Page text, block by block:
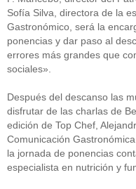
Sofía Silva, directora de la
Gastronómico, será la
ponencias y dar paso al
errores más grandes que
sociales».
Después del descanso las
disfrutar de las charlas de
edición de Top Chef,
Comunicación
la jornada de ponencias
especialista en nutrición y